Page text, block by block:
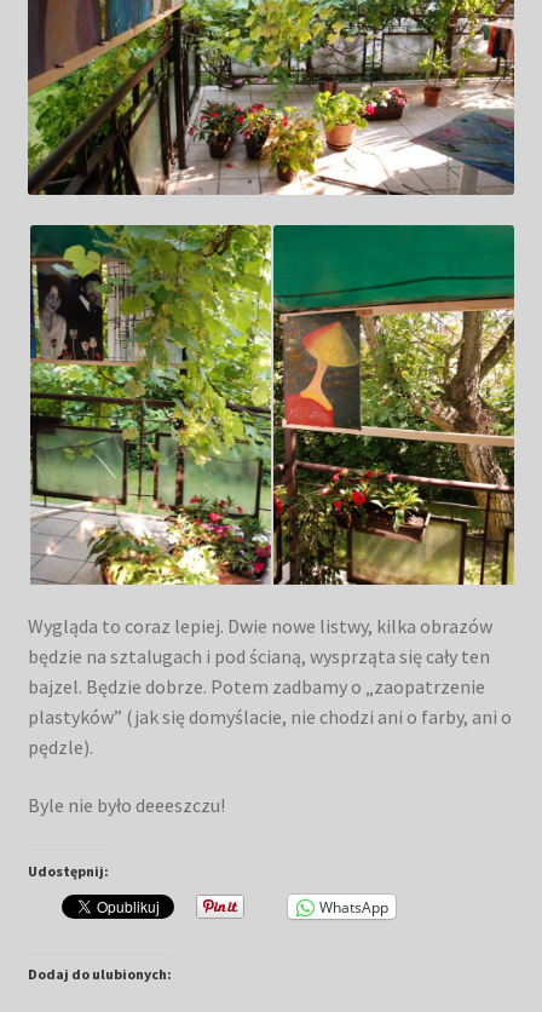
Wygląda to coraz lepiej. Dwie nowe listwy, kilka obrazów
będzie na sztalugach i pod ścianą, wysprząta się cały ten
bajzel. Będzie dobrze. Potem zadbamy o „zaopatrzenie
plastyków” (jak się domyślacie, nie chodzi ani o farby, ani o
pędzle).
Byle nie było deeeszczu!
Udostępnij:
WhatsApp
Dodaj do ulubionych: